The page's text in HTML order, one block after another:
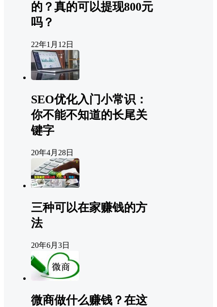
的？真的可以提现800元
吗？
22年1月12日
SEO优化入门小常识：
你不能不知道的长尾关
键字
20年4月28日
三种可以在家赚钱的方
法
20年6月3日
微商做什么赚钱？在这